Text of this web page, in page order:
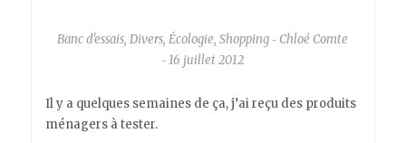
Banc d'essais,Divers,Écologie,Shopping - Chloé Comte
- 16 juillet 2012
Il y a quelques semaines de ça, j’ai reçu des produits
ménagers à tester.